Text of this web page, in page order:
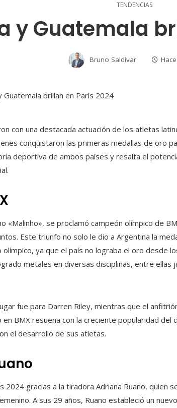
TENDENCIAS
y Guatemala
Bruno Saldívar
con una destacada actuación de los atletas
conquistaron las primeras medallas de oro
deportiva de ambos países y resalta el
«Malinho», se proclamó campeón olímpico de
Este triunfo no solo le dio a Argentina la
ya que el país no lograba el oro desde
metales en diversas disciplinas, entre ellas
fue para Darren Riley, mientras que el
BMX resuena con la creciente popularidad del
el desarrollo de sus atletas.
gracias a la tiradora Adriana Ruano, quien
A sus 29 años, Ruano estableció un